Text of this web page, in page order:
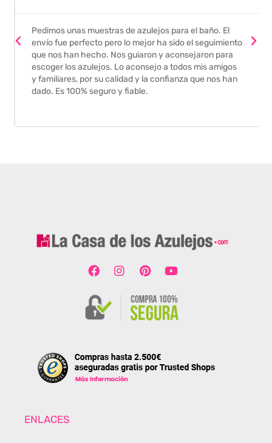
Pedimos unas muestras de azulejos para el baño. El
envío fue perfecto pero lo mejor ha sido el seguimiento
que nos han hecho. Nos guiaron y aconsejaron para
escoger los azulejos. Lo aconsejo a todos mis amigos
y familiares, por su calidad y la confianza que nos han
dado. Es 100% seguro y fiable.
ENLACES